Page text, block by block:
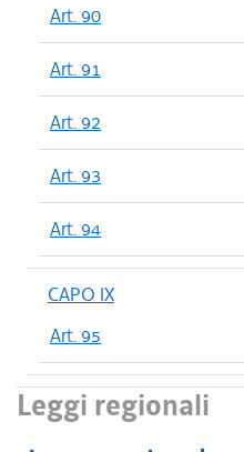
Art. 90
Art. 91
Art. 92
Art. 93
Art. 94
CAPO IX
Art. 95
Leggi regionali